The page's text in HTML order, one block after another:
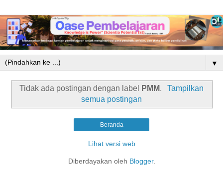
▼
Tidak ada postingan dengan label PMM.
Tampilkan
semua postingan
Beranda
Lihat versi web
Diberdayakan oleh Blogger.